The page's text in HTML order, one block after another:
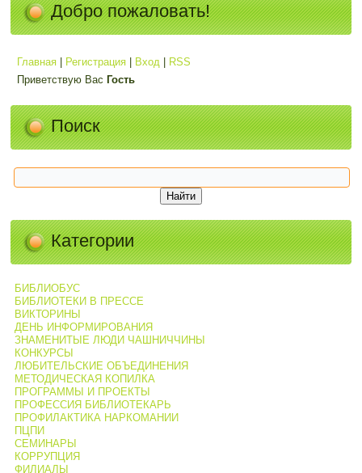
Добро пожаловать!
Главная Регистрация Вход
RSS
Приветствую Вас Гость
Поиск
Категории
БИБЛИОБУС
БИБЛИОТЕКИ В ПРЕССЕ
ВИКТОРИНЫ
ДЕНЬ ИНФОРМИРОВАНИЯ
ЗНАМЕНИТЫЕ ЛЮДИ ЧАШНИЧЧИНЫ
КОНКУРСЫ
ЛЮБИТЕЛЬСКИЕ ОБЪЕДИНЕНИЯ
МЕТОДИЧЕСКАЯ КОПИЛКА
ПРОГРАММЫ И ПРОЕКТЫ
ПРОФЕССИЯ БИБЛИОТЕКАРЬ
ПРОФИЛАКТИКА НАРКОМАНИИ
ПЦПИ
СЕМИНАРЫ
КОРРУПЦИЯ
ФИЛИАЛЫ